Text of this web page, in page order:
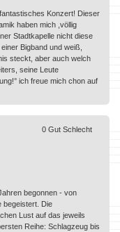
Konzert! Dieser
haben mich ,völlig
Stadtkapelle nicht diese
Bigband und weiß,
steckt, aber auch welch
seine Leute
ich freue mich chon auf
begonnen - von
begeistert. Die
Lust auf das jeweils
Reihe: Schlagzeug bis
0 Gut Schlecht